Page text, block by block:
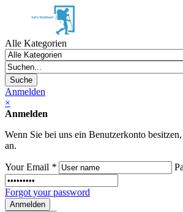
Alle Kategorien
Suche
Anmelden
×
Anmelden
Wenn Sie bei uns ein Benutzerkonto
an.
Your Email *
Forgot your password